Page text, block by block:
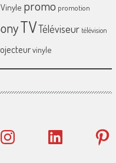
promo promotion
TVTéléviseur télévision
vinyle
Instagram LinkedIn